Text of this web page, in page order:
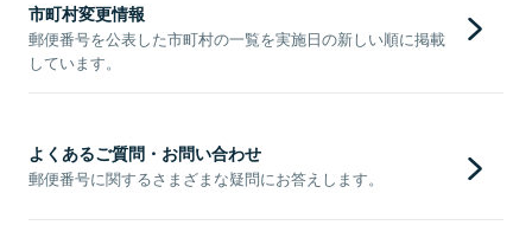
市町村変更情報
郵便番号を公表した市町村の一覧を実施日の新しい順に掲載
しています。
よくあるご質問・お問い合わせ
郵便番号に関するさまざまな疑問にお答えします。